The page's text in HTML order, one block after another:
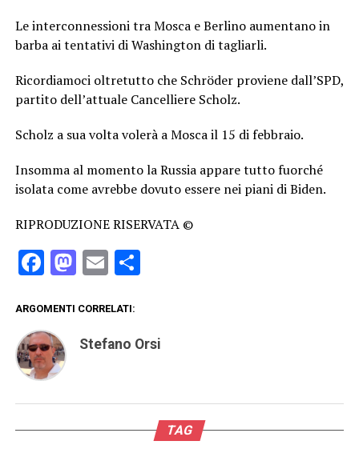
Le interconnessioni tra Mosca e Berlino aumentano in
barba ai tentativi di Washington di tagliarli.
Ricordiamoci oltretutto che Schröder proviene dall’SPD,
partito dell’attuale Cancelliere Scholz.
Scholz a sua volta volerà a Mosca il 15 di febbraio.
Insomma al momento la Russia appare tutto fuorché
isolata come avrebbe dovuto essere nei piani di Biden.
RIPRODUZIONE RISERVATA ©
Facebook
Mastodon
EmailCondividi
ARGOMENTI CORRELATI:
Stefano Orsi
TAG